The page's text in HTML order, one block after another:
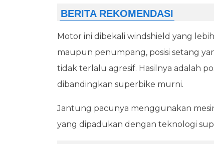
Motor ini dibekali windshield yang
maupun penumpang, posisi setang
tidak terlalu agresif. Hasilnya adalah
dibandingkan superbike murni.
Jantung pacunya menggunakan
yang dipadukan dengan teknologi